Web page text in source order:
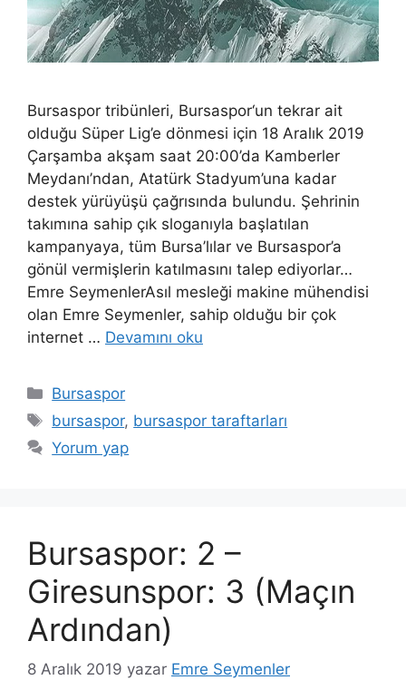
Bursaspor tribünleri, Bursaspor‘un tekrar ait
olduğu Süper Lig’e dönmesi için 18 Aralık 2019
Çarşamba akşam saat 20:00’da Kamberler
Meydanı’ndan, Atatürk Stadyum’una kadar
destek yürüyüşü çağrısında bulundu. Şehrinin
takımına sahip çık sloganıyla başlatılan
kampanyaya, tüm Bursa’lılar ve Bursaspor’a
gönül vermişlerin katılmasını talep ediyorlar…
Emre SeymenlerAsıl mesleği makine mühendisi
olan Emre Seymenler, sahip olduğu bir çok
internet … Devamını oku
Kategoriler
Bursaspor
Etiketler
bursaspor, bursaspor taraftarları
Yorum yap
Bursaspor: 2 –
Giresunspor: 3 (Maçın
Ardından)
8 Aralık 2019 yazar Emre Seymenler